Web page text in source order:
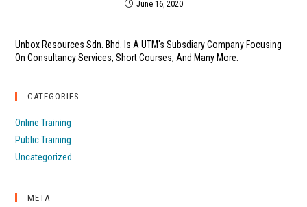
June 16, 2020
Unbox Resources Sdn. Bhd. Is A UTM's Subsdiary Company Focusing
On Consultancy Services, Short Courses, And Many More.
CATEGORIES
Online Training
Public Training
Uncategorized
META